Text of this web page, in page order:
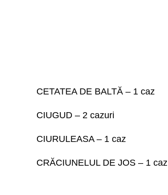
CETATEA DE BALTĂ – 1 caz
CIUGUD – 2 cazuri
CIURULEASA – 1 caz
CRĂCIUNELUL DE JOS – 1 caz